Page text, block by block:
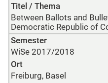
Titel / Thema
Between Ballots and
Democratic Republic of
Semester
WiSe 2017/2018
Ort
Freiburg, Basel